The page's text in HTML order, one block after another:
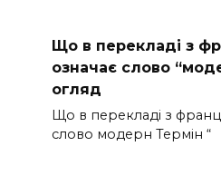
Що в перекладі з
означає слово
огляд
Що в перекладі з
слово модерн Термін “